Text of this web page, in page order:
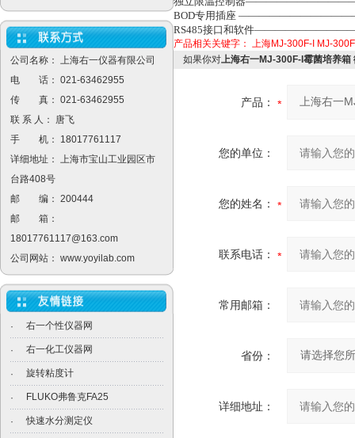
公司名称： 上海右一仪器有限公司
电 话： 021-63462955
传 真： 021-63462955
联 系 人： 唐飞
手 机： 18017761117
详细地址： 上海市宝山工业园区市
台路408号
邮 编： 200444
邮 箱：
18017761117@163.com
公司网站： www.yoyilab.com
· 右一个性仪器网
· 右一化工仪器网
· 旋转粘度计
· FLUKO弗鲁克FA25
· 快速水分测定仪
BOD专用插座
RS485接口和软件
产品相关关键字： 上海MJ-300F-I MJ-
如果你对上海右一MJ-300F-I霉菌培养箱
产品：
您的单位：
您的姓名：
联系电话：
常用邮箱：
省份：
详细地址：